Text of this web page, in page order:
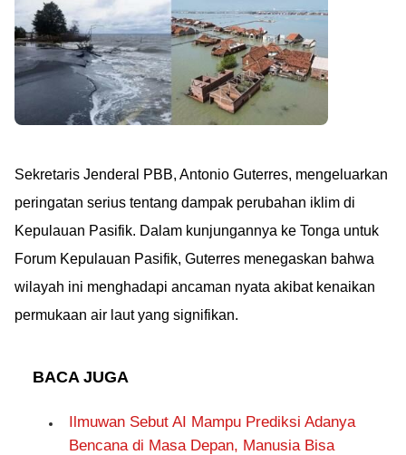
Sekretaris Jenderal PBB, Antonio Guterres, mengeluarkan
peringatan serius tentang dampak perubahan iklim di
Kepulauan Pasifik. Dalam kunjungannya ke Tonga untuk
Forum Kepulauan Pasifik, Guterres menegaskan bahwa
wilayah ini menghadapi ancaman nyata akibat kenaikan
permukaan air laut yang signifikan.
BACA JUGA
Ilmuwan Sebut AI Mampu Prediksi Adanya
Bencana di Masa Depan, Manusia Bisa